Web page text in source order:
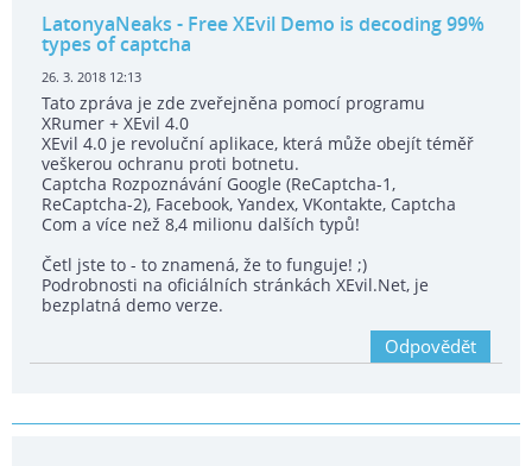
LatonyaNeaks - Free XEvil Demo is decoding 99%
types of captcha
26. 3. 2018 12:13
Tato zpráva je zde zveřejněna pomocí programu
XRumer + XEvil 4.0
XEvil 4.0 je revoluční aplikace, která může obejít téměř
veškerou ochranu proti botnetu.
Captcha Rozpoznávání Google (ReCaptcha-1,
ReCaptcha-2), Facebook, Yandex, VKontakte, Captcha
Com a více než 8,4 milionu dalších typů!
Četl jste to - to znamená, že to funguje! ;)
Podrobnosti na oficiálních stránkách XEvil.Net, je
bezplatná demo verze.
Odpovědět